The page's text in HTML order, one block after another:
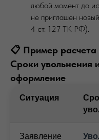
любой момент до
не приглашен
4 ст. 127 ТК РФ).
📋 Пример расчета
Сроки увольнения
оформление
Ситуация
Заявление